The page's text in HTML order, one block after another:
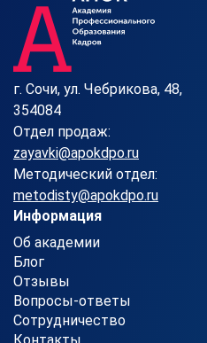
г. Сочи, ул. Чебрикова, 48,
354084
Отдел продаж:
zayavki@apokdpo.ru
Методический отдел:
metodisty@apokdpo.ru
Информация
Об академии
Блог
Отзывы
Вопросы-ответы
Сотрудничество